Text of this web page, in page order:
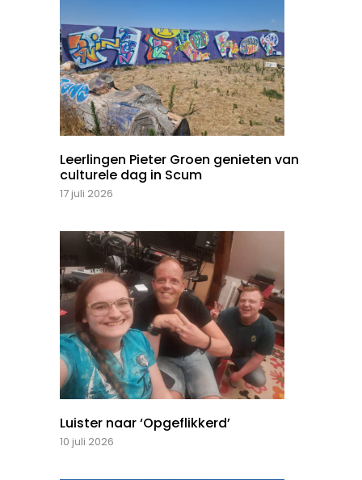
Leerlingen Pieter Groen genieten van
culturele dag in Scum
17 juli 2026
Luister naar ‘Opgeflikkerd’
10 juli 2026